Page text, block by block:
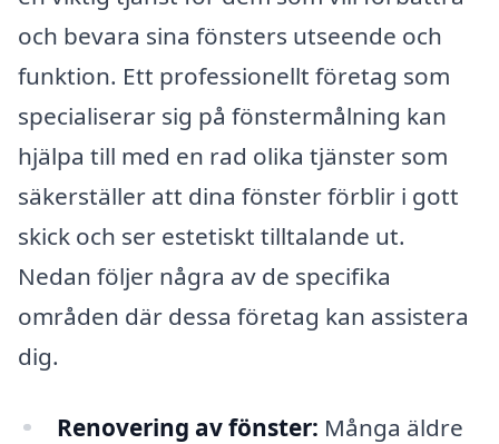
och bevara sina fönsters utseende och
funktion. Ett professionellt företag som
specialiserar sig på fönstermålning kan
hjälpa till med en rad olika tjänster som
säkerställer att dina fönster förblir i gott
skick och ser estetiskt tilltalande ut.
Nedan följer några av de specifika
områden där dessa företag kan assistera
dig.
Renovering av fönster: Många äldre